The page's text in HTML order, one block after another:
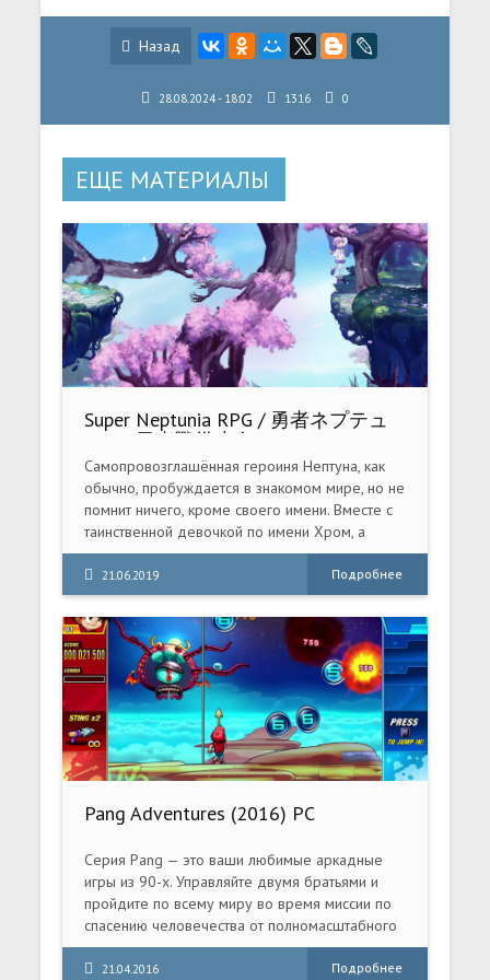
Назад
28.08.2024 - 18:02 1316 0
ЕЩЕ МАТЕРИАЛЫ
Super Neptunia RPG / 勇者ネプテュ
ーヌ /勇者戰幾少女 (2019) PC
Самопровозглашённая героиня Нептуна, как
обычно, пробуждается в знакомом мире, но не
помнит ничего, кроме своего имени. Вместе с
таинственной девочкой по имени Хром, а
также тремя хорошо знакомыми персонажами,
любимыми поклонниками франшизы Neptunia,
Нептуна отправляется в путешествие по
загадочному измерению, чтобы восстановить
свои воспоминания. Всё, что ей известно
вначале — так это факт нападения на их мир
врагов, жаждущих вернуть цивилизацию в
двухмерную перспективу.
21.06.2019 Подробнее
Pang Adventures (2016) PC
Серия Pang — это ваши любимые аркадные
игры из 90-х. Управляйте двумя братьями и
пройдите по всему миру во время миссии по
спасению человечества от полномасштабного
инопланетного вторжения! Используйте все
свои навыки, чтобы отразить нескончаемые
21.04.2016 Подробнее